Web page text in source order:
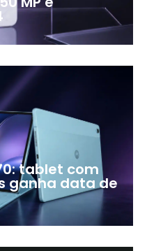
tablet com
ganha data de